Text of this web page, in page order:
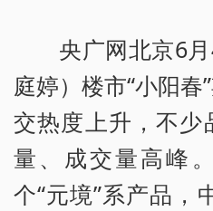
央广网北京6
庭婷）楼市“小阳
交热度上升，不少
量、成交量高峰
个“元境”系产品，